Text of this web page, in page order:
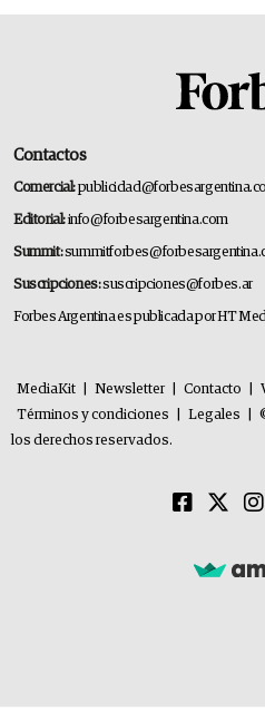
Contactos
Comercial:
Editorial:info@forbesargentina.com
Summit:
Suscripciones:suscripciones@forbes.ar
Forbes Argentina es publicada por HT
MediaKit Newsletter Contacto
Términos y condiciones
Legales
los derechos reservados.